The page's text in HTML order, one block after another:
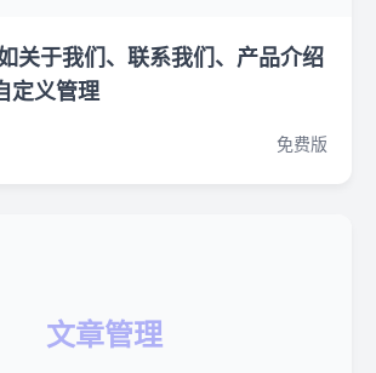
关于我们、联系我们、产品介绍
定义管理
免费版
文章管理